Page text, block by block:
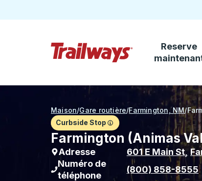
Passez au contenu principal
Reserve
Maison/Gare routière/Farmington, NM/
Curbside Stop
Farmington (Animas
Adresse 601 E Main St ,
Numéro de
téléphone
(800) 858-8555